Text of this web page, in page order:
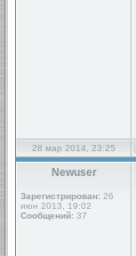
28 мар 2014, 23:25
Newuser
Зарегистрирован: 26
июн 2013, 19:02
Сообщений: 37